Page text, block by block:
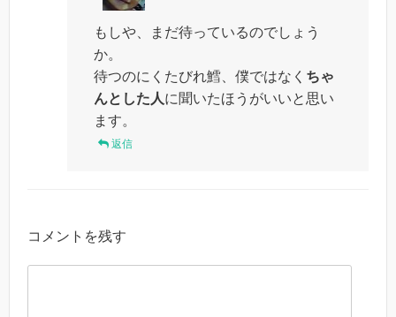
もしや、まだ待っているのでしょう
か。
待つのにくたびれ鱈、僕ではなく ちゃ
んとした人に聞いたほうがいいと思い
ます。
返信
コメントを残す